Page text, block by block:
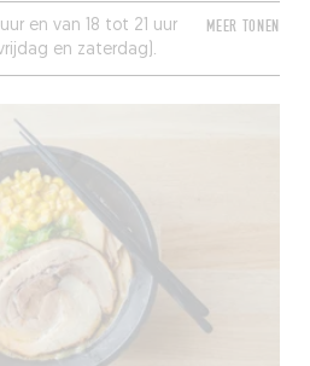
en van 18 tot 21 uur
vrijdag en zaterdag).
en maandag.
MEER TONEN